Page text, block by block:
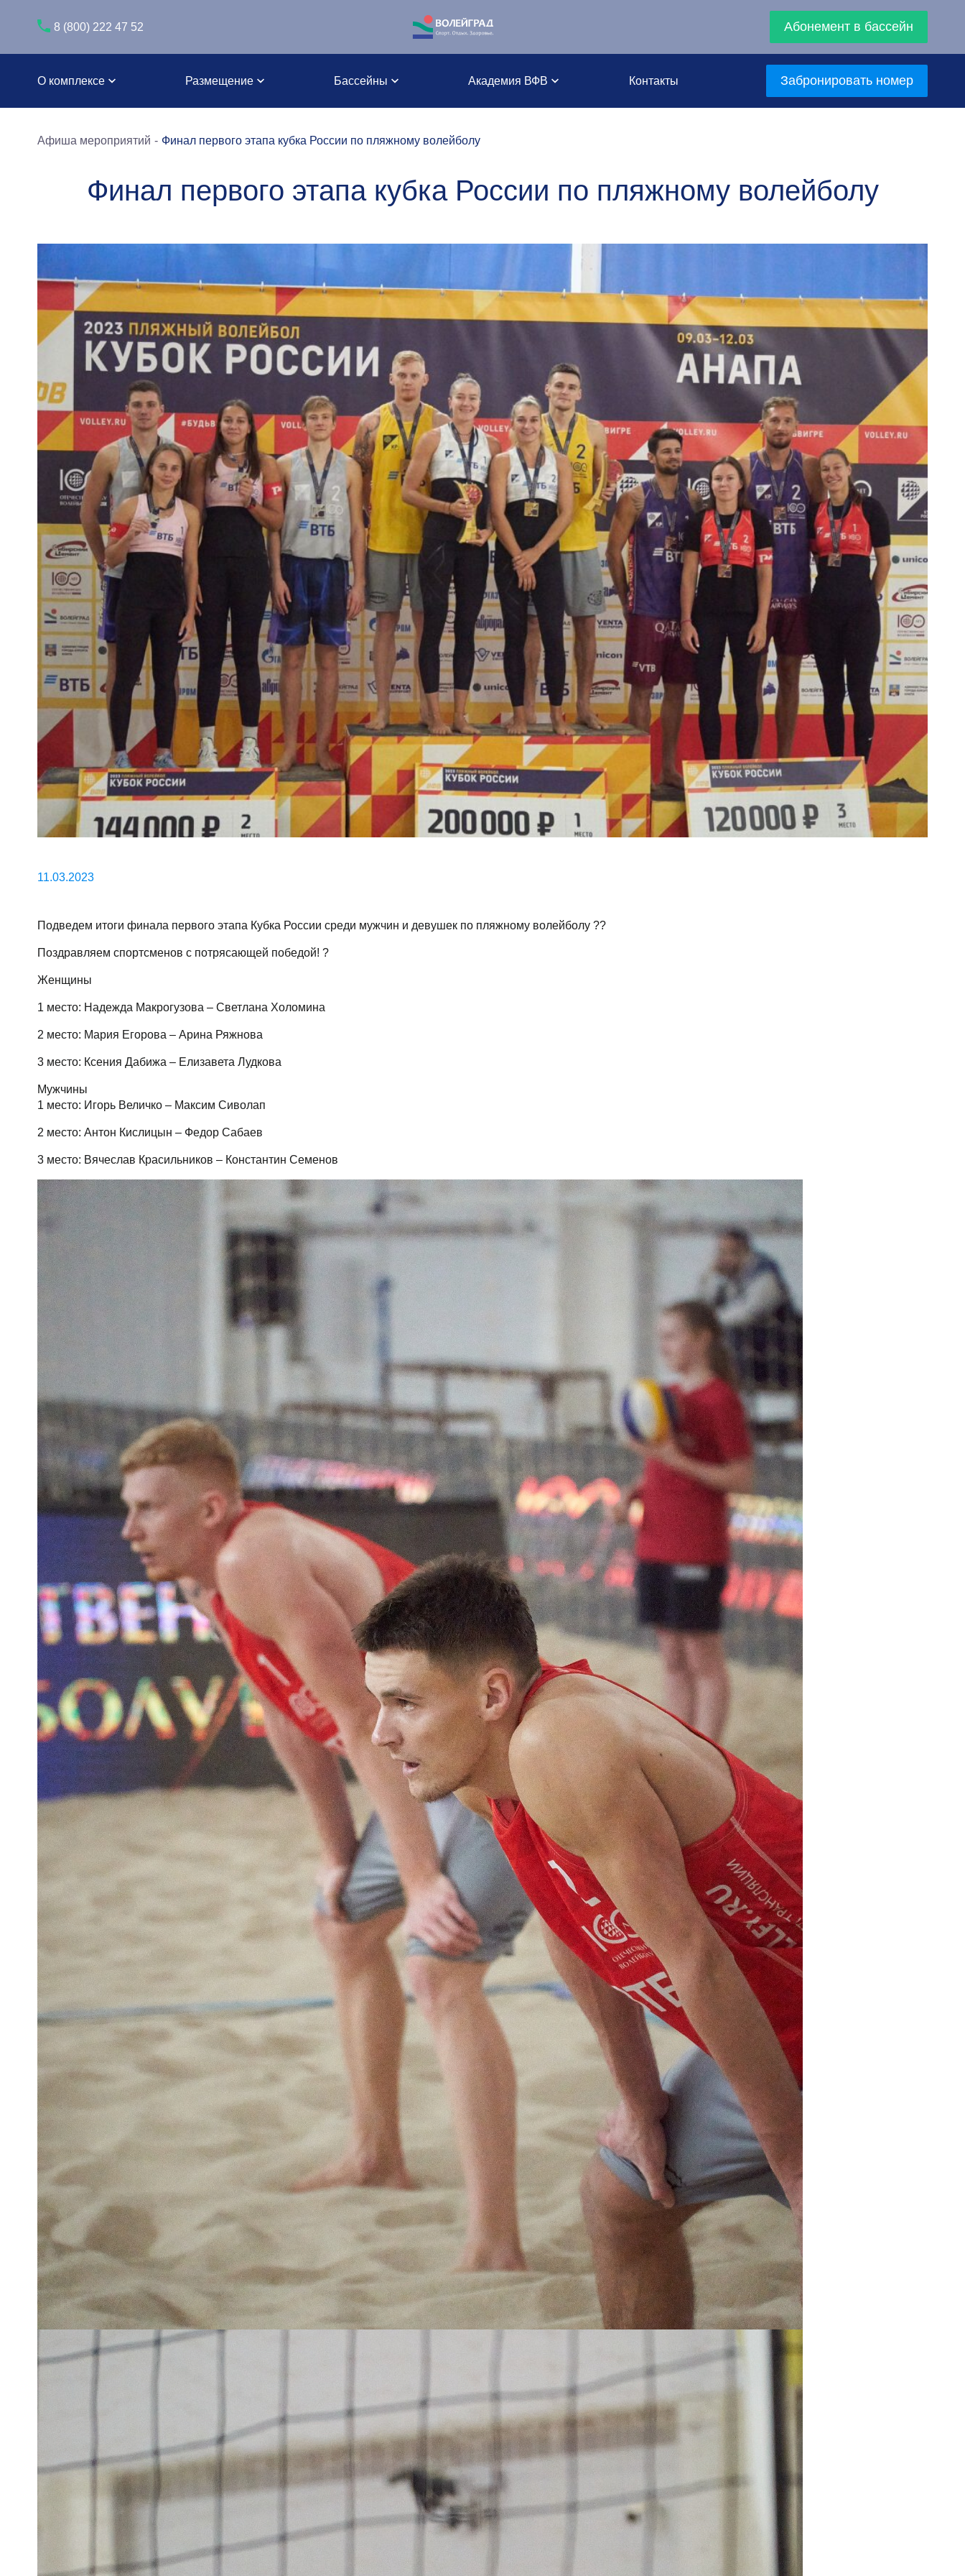
8 (800) 222 47 52 Абонемент в бассейн
О комплексе Размещение Бассейны Академия ВФВ Контакты Забронировать номер
Афиша мероприятий Финал первого этапа кубка России по пляжному волейболу
Финал первого этапа кубка России по пляжному волейболу
11.03.2023
Подведем итоги финала первого этапа Кубка России среди мужчин и девушек по пляжному волейболу ??
Поздравляем спортсменов с потрясающей победой! ?
Женщины
1 место: Надежда Макрогузова – Светлана Холомина
2 место: Мария Егорова – Арина Ряжнова
3 место: Ксения Дабижа – Елизавета Лудкова
Мужчины
1 место: Игорь Величко – Максим Сиволап
2 место: Антон Кислицын – Федор Сабаев
3 место: Вячеслав Красильников – Константин Семенов